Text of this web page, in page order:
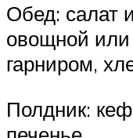
Обед: салат
овощной или
гарниром,
Полдник: